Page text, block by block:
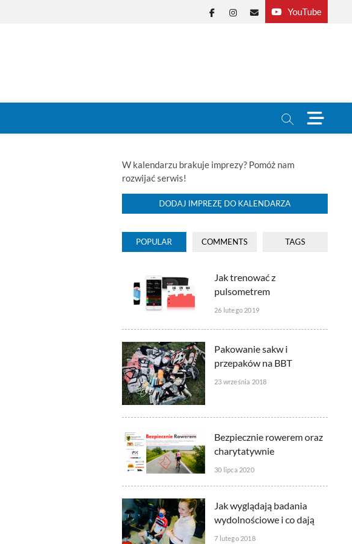
YouTube
Facebook
Instagram
E-
M
e
n
o
W kalendarzu brakuje imprezy? Pomóż nam
rozwijać serwis!
DODAJ IMPREZĘ DO KALENDARZA
POPULAR COMMENTS TAGS
Jak trenować z
pulsometrem
26 lutego 2019
Pakowanie sakw i
przepaków na BBT
23 września 2018
Bezpiecznie rowerem oraz
charytatywnie
30 lipca 2020
Jak wyglądają badania
wydolnościowe i co dają
7 lutego 2018